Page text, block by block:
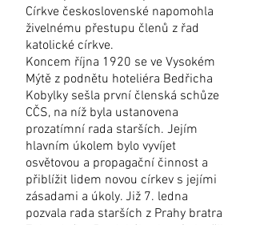
Církve československé napomohla
živelnému přestupu členů z řad
katolické církve.
Koncem října 1920 se ve Vysokém
Mýtě z podnětu hoteliéra Bedřicha
Kobylky sešla první členská schůze
CČS, na níž byla ustanovena
prozatímní rada starších. Jejím
hlavním úkolem bylo vyvíjet
osvětovou a propagační činnost a
přiblížit lidem novou církev s jejími
zásadami a úkoly. Již 7. ledna
pozvala rada starších z Prahy bratra